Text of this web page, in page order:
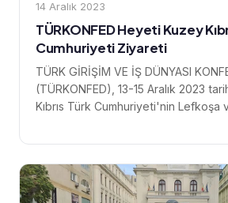
14 Aralık 2023
TÜRKONFED Heyeti Kuzey
Cumhuriyeti Ziyareti
TÜRK GİRİŞİM VE İŞ DÜNYASI
(TÜRKONFED), 13-15 Aralık 2023
Kıbrıs Türk Cumhuriyeti'nin Lefkoşa
ziyareti...